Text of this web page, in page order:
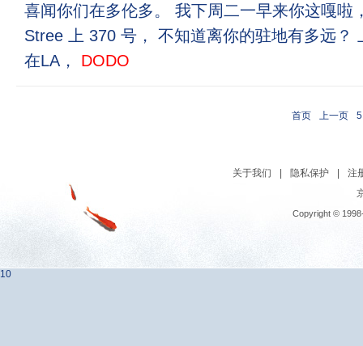
喜闻你们在多伦多。 我下周二一早来你这嘎啦
Stree 上 370 号， 不知道离你的驻地有多远？
在LA， DODO
首页 上一页 5
关于我们 隐私保护
注
Copyright ©
10